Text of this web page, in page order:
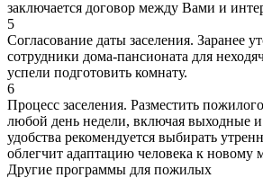
заключается договор между Вами и
5
Согласование даты заселения. Заранее
сотрудники дома-пансионата для
успели подготовить комнату.
6
Процесс заселения. Разместить
любой день недели, включая выходные
удобства рекомендуется выбирать
облегчит адаптацию человека к новому
Другие программы для пожилых